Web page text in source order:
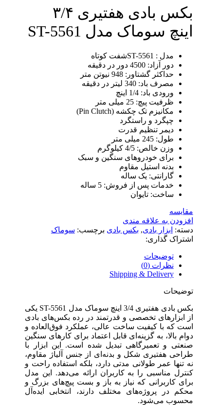
بکس بادی هفتیری ۳/۴
اینچ سوماک مدل ST-5561
مدل : ST-5561شفت کوتاه
دور آزاد: 4500 دور در دقیقه
حداکثر گشتاور: 948 نیوتن متر
مصرف باد: 340 لیتر در دقیقه
ورودی باد: 1/4 اینچ
ظرفیت پیچ: 25 میلی متر
مکانیزم تک چکشه (Pin Clutch)
چپگرد و راستگرد
دیمر تنظیم قدرت
طول: 245 میلی متر
وزن خالص: 4/5 کیلوگرم
برای خودروهای سنگین و سبک
بدنه استیل مقاوم
گارانتی: یک ساله
خدمات پس از فروش: 5 ساله
ساخت: تایوان
مقایسه
افزودن به علاقه مندی
دسته: ابزار بادی, بکس بادی برچسب: سوماک
اشتراک گذاری:
توضیحات
نظرات (0)
Shipping & Delivery
توضیحات
بکس بادی هفتیری 3/4 اینچ سوماک مدل ST-5561 یکی
از ابزارهای تخصصی و قدرتمند در رده بکس‌های بادی
است که با کیفیت ساخت عالی، عملکرد فوق‌العاده و
دوام بالا، به گزینه‌ای قابل اعتماد برای کارهای سنگین
صنعتی و تعمیرگاهی تبدیل شده است. این ابزار با
طراحی هفتیری شکل و بدنه‌ای از جنس آلیاژ مقاوم،
نه تنها عمر طولانی مدتی دارد، بلکه استفاده راحت و
کنترل مناسبی را به کاربران ارائه می‌دهد. این مدل
برای کاربرانی که نیاز به باز و بست پیچ‌های بزرگ و
محکم در پروژه‌های مختلف دارند، انتخابی ایده‌آل
محسوب می‌شود.